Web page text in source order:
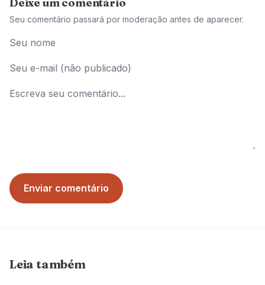
Seu comentário passará por moderação antes de aparecer.
Enviar comentário
Leia também